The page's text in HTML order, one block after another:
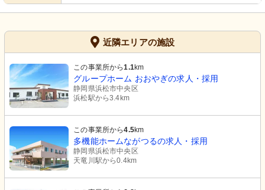
近隣エリアの施設
この事業所から1.1km
グループホーム おおやぎの求人・採用
静岡県浜松市中央区
浜松駅から3.4km
この事業所から4.5km
多機能ホームながつるの求人・採用
静岡県浜松市中央区
天竜川駅から0.4km